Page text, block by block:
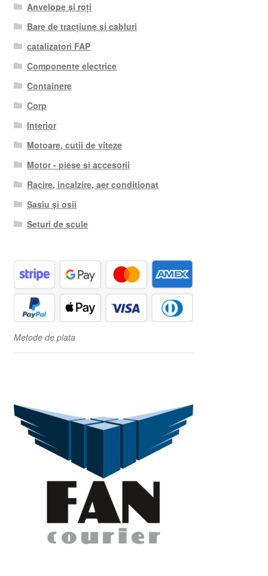
Anvelope și roți
Bare de tracțiune și cabluri
catalizatori FAP
Componente electrice
Containere
Corp
Interior
Motoare, cutii de viteze
Motor - piese si accesorii
Racire, incalzire, aer conditionat
Șasiu și osii
Seturi de scule
Metode de plata